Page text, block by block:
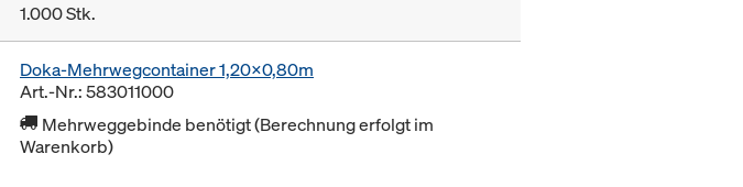
1.000 Stk.
Doka-Mehrwegcontainer 1,20x0,80m
Art.-Nr.: 583011000
Mehrweggebinde benötigt (Berechnung erfolgt im
Warenkorb)